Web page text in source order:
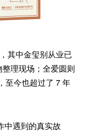
其中金玺别从业已
理现场；全爱圆则
至今也超过了 7 年
中遇到的真实故